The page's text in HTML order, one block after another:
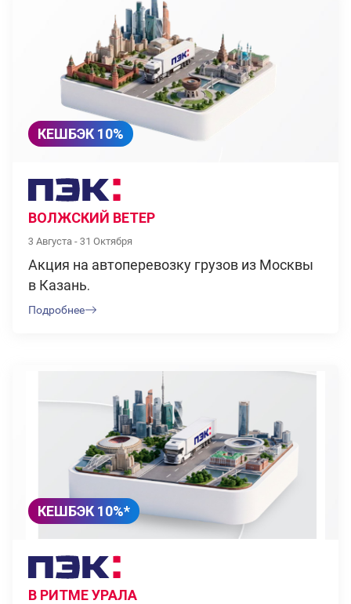
КЕШБЭК 10%
ВОЛЖСКИЙ ВЕТЕР
3 Августа - 31 Октября
Акция на автоперевозку грузов из Москвы
в Казань.
Подробнее
КЕШБЭК 10%*
В РИТМЕ УРАЛА